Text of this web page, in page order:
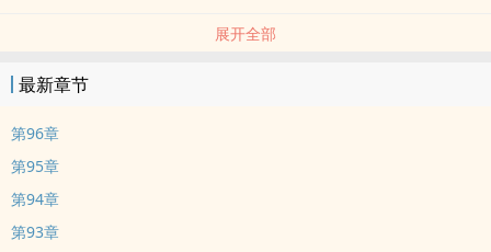
展开全部
最新章节
第96章
第95章
第94章
第93章